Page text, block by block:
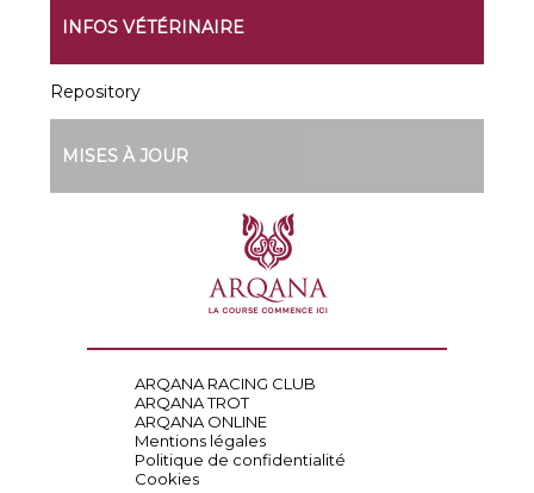
INFOS VÉTÉRINAIRE
Repository
MISES À JOUR
ARQANA RACING CLUB
ARQANA TROT
ARQANA ONLINE
Mentions légales
Politique de confidentialité
Cookies